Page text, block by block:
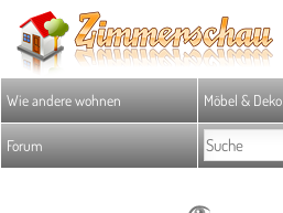
Wie andere wohnen Möbel & Deko
Forum